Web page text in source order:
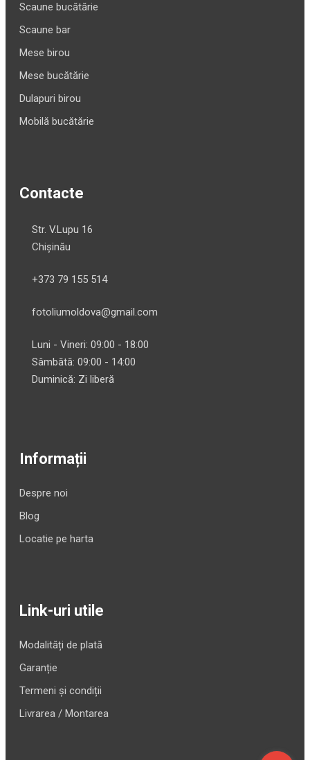
Scaune bucătărie
Scaune bar
Mese birou
Mese bucătărie
Dulapuri birou
Mobilă bucătărie
Contacte
Str. V.Lupu 16
Chișinău
+373 79 155 514
fotoliumoldova@gmail.com
Luni - Vineri: 09:00 - 18:00
Sâmbătă: 09:00 - 14:00
Duminică: Zi liberă
Informații
Despre noi
Blog
Locatie pe harta
Link-uri utile
Modalități de plată
Garanție
Termeni și condiții
Livrarea / Montarea